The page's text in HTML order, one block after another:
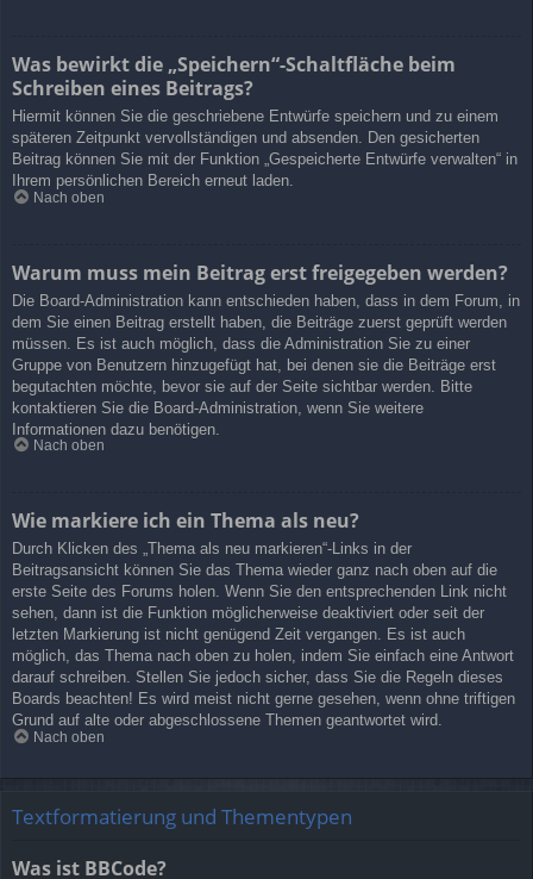
Was bewirkt die „Speichern“-Schaltfläche beim
Schreiben eines Beitrags?
Hiermit können Sie die geschriebene Entwürfe speichern und zu einem
späteren Zeitpunkt vervollständigen und absenden. Den gesicherten
Beitrag können Sie mit der Funktion „Gespeicherte Entwürfe verwalten“ in
Ihrem persönlichen Bereich erneut laden.
Nach oben
Warum muss mein Beitrag erst freigegeben werden?
Die Board-Administration kann entschieden haben, dass in dem Forum, in
dem Sie einen Beitrag erstellt haben, die Beiträge zuerst geprüft werden
müssen. Es ist auch möglich, dass die Administration Sie zu einer
Gruppe von Benutzern hinzugefügt hat, bei denen sie die Beiträge erst
begutachten möchte, bevor sie auf der Seite sichtbar werden. Bitte
kontaktieren Sie die Board-Administration, wenn Sie weitere
Informationen dazu benötigen.
Nach oben
Wie markiere ich ein Thema als neu?
Durch Klicken des „Thema als neu markieren“-Links in der
Beitragsansicht können Sie das Thema wieder ganz nach oben auf die
erste Seite des Forums holen. Wenn Sie den entsprechenden Link nicht
sehen, dann ist die Funktion möglicherweise deaktiviert oder seit der
letzten Markierung ist nicht genügend Zeit vergangen. Es ist auch
möglich, das Thema nach oben zu holen, indem Sie einfach eine Antwort
darauf schreiben. Stellen Sie jedoch sicher, dass Sie die Regeln dieses
Boards beachten! Es wird meist nicht gerne gesehen, wenn ohne triftigen
Grund auf alte oder abgeschlossene Themen geantwortet wird.
Nach oben
Textformatierung und Thementypen
Was ist BBCode?